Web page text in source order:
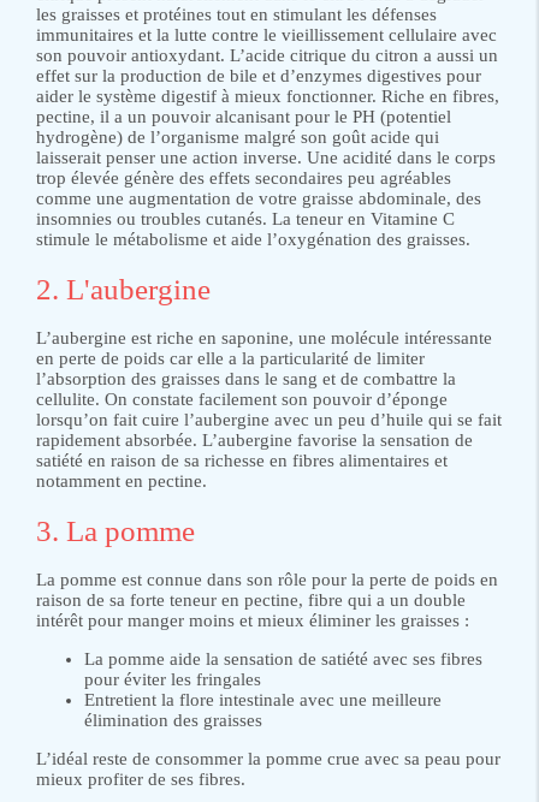
les graisses et protéines tout en stimulant les défenses
immunitaires et la lutte contre le vieillissement cellulaire avec
son pouvoir antioxydant. L’acide citrique du citron a aussi un
effet sur la production de bile et d’enzymes digestives pour
aider le système digestif à mieux fonctionner. Riche en fibres,
pectine, il a un pouvoir alcanisant pour le PH (potentiel
hydrogène) de l’organisme malgré son goût acide qui
laisserait penser une action inverse. Une acidité dans le corps
trop élevée génère des effets secondaires peu agréables
comme une augmentation de votre graisse abdominale, des
insomnies ou troubles cutanés. La teneur en Vitamine C
stimule le métabolisme et aide l’oxygénation des graisses.
2. L'aubergine
L’aubergine est riche en saponine, une molécule intéressante
en perte de poids car elle a la particularité de limiter
l’absorption des graisses dans le sang et de combattre la
cellulite. On constate facilement son pouvoir d’éponge
lorsqu’on fait cuire l’aubergine avec un peu d’huile qui se fait
rapidement absorbée. L’aubergine favorise la sensation de
satiété en raison de sa richesse en fibres alimentaires et
notamment en pectine.
3. La pomme
La pomme est connue dans son rôle pour la perte de poids en
raison de sa forte teneur en pectine, fibre qui a un double
intérêt pour manger moins et mieux éliminer les graisses :
La pomme aide la sensation de satiété avec ses fibres
pour éviter les fringales
Entretient la flore intestinale avec une meilleure
élimination des graisses
L’idéal reste de consommer la pomme crue avec sa peau pour
mieux profiter de ses fibres.